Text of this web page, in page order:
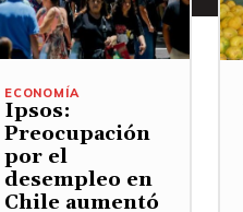
ECONOMÍA
Ipsos:
Preocupación
por el
desempleo en
Chile aumentó